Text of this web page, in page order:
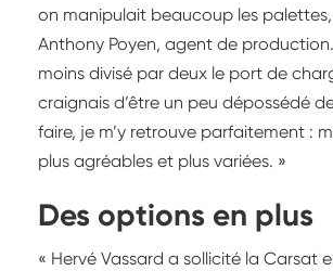
on manipulait beaucoup les
Anthony Poyen, agent de
moins divisé par deux le port de
craignais d’être un peu dépossédé
faire, je m’y retrouve parfaitement :
plus agréables et plus variées. »
Des options en plus
« Hervé Vassard a sollicité la Carsat